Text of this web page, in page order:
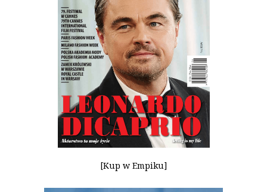
[Kup w Empiku]